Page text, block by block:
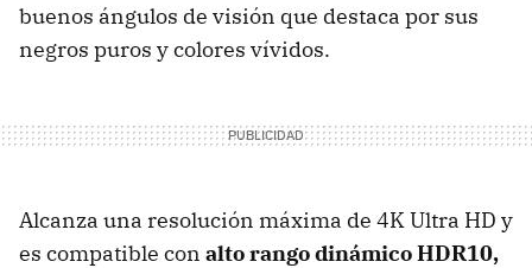
buenos ángulos de visión que destaca por sus
negros puros y colores vívidos.
Alcanza una resolución máxima de 4K Ultra HD y
es compatible con alto rango dinámico HDR10,